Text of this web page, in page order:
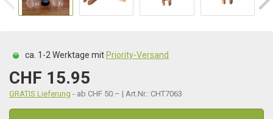
ca. 1-2 Werktage mit Priority-Versand
CHF 15.95
GRATIS Lieferung - ab CHF 50.– | Art.Nr.: CHT7063